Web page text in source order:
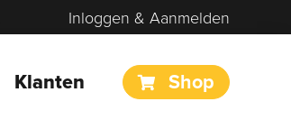
Inloggen & Aanmelden
Klanten Shop